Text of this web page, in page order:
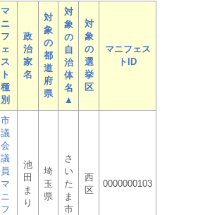
マ
ニ
フ
ェ
ス
ト
種
別
政
治
家
名
対
象
の
都
道
府
県
対
象
の
自
治
体
名
▲
対
象
の
選
挙
区
マニフェス
トID
市
議
会
議
員
マ
ニ
フ
池
田
ま
り
埼
玉
県
さ
い
た
ま
市
西
区
0000000103